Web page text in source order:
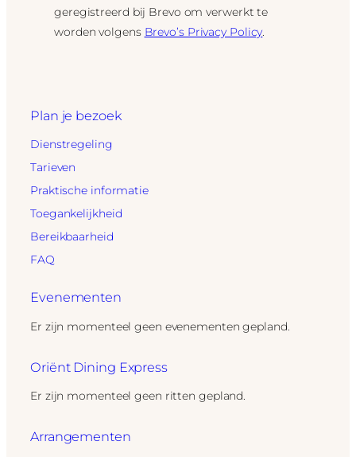
geregistreerd bij Brevo om verwerkt te
worden volgens Brevo’s Privacy Policy
Plan je bezoek
Dienstregeling
Tarieven
Praktische informatie
Toegankelijkheid
Bereikbaarheid
FAQ
Evenementen
Er zijn momenteel geen evenementen gepland.
Oriënt Dining Express
Er zijn momenteel geen ritten gepland.
Arrangementen